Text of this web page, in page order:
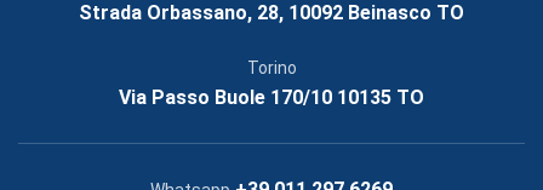
Strada Orbassano, 28, 10092 Beinasco TO
Torino
Via Passo Buole 170/10 10135 TO